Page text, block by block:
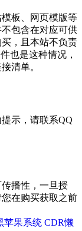
板、网页模版等
包含在对应可供
，且本站不负责
也是这种情况，
清单。
示，请联系QQ
播性，一旦授
在购买获取之前
苹果系统 CDR懒